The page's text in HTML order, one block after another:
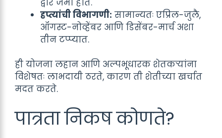
हप्त्यांची विभागणी: सामान्यतः एप्रिल-जुलै,
ऑगस्ट-नोव्हेंबर आणि डिसेंबर-मार्च अशा
तीन टप्प्यात.
ही योजना लहान आणि अल्पभूधारक शेतकऱ्यांना
विशेषतः लाभदायी ठरते, कारण ती शेतीच्या खर्चात
मदत करते.
पात्रता निकष कोणते?